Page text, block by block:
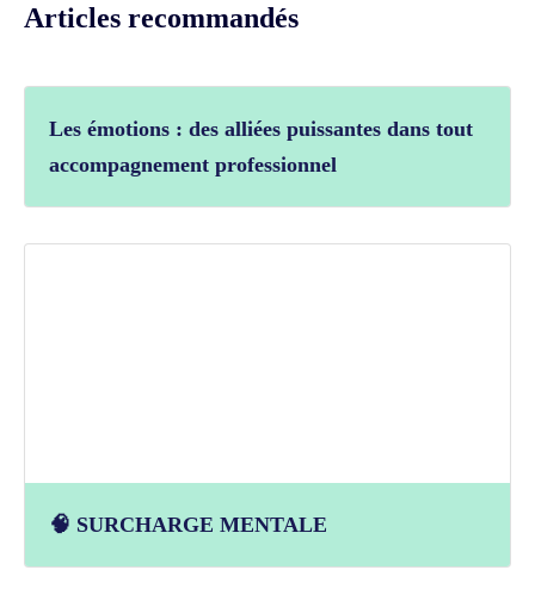
Articles recommandés
Les émotions : des alliées puissantes dans tout
accompagnement professionnel
🧠 SURCHARGE MENTALE